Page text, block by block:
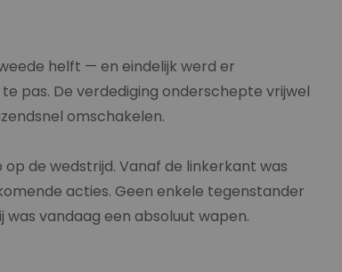
helft — en eindelijk werd er
pas. De verdediging onderschepte vrijwel
omschakelen.
de wedstrijd. Vanaf de linkerkant was
acties. Geen enkele tegenstander
vandaag een absoluut wapen.